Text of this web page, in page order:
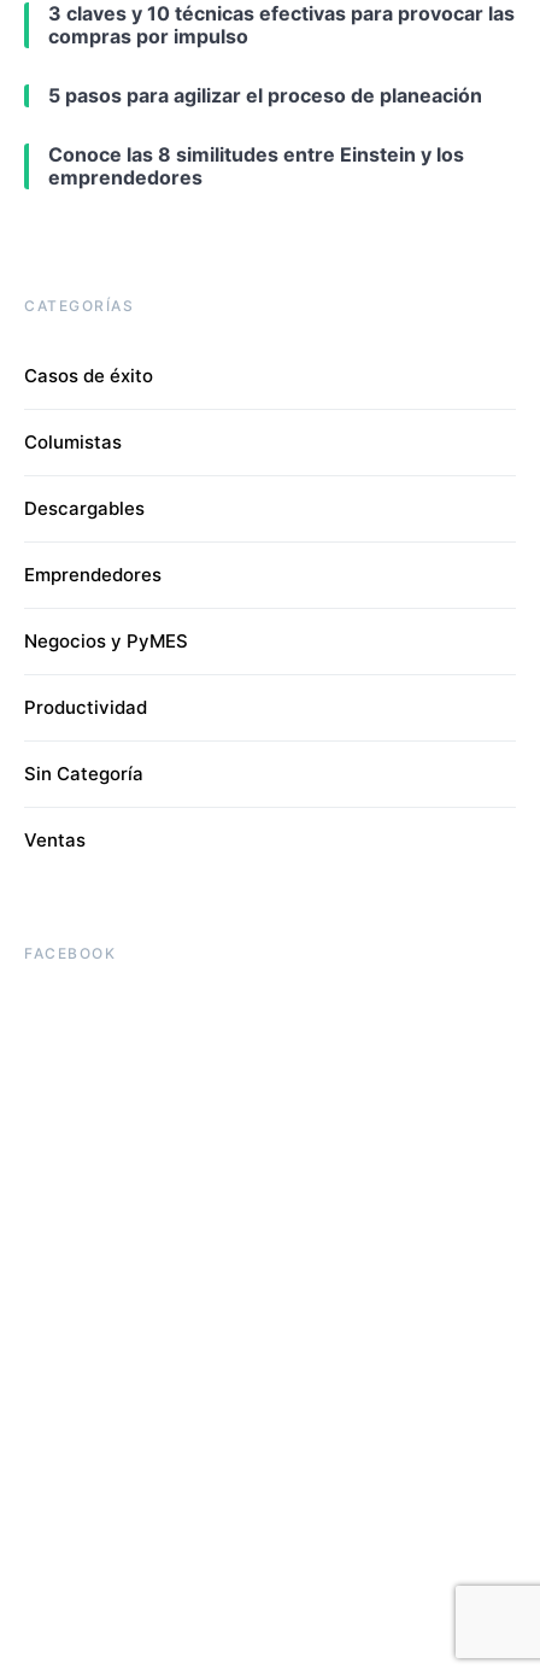
3 claves y 10 técnicas efectivas para provocar las
compras por impulso
5 pasos para agilizar el proceso de planeación
Conoce las 8 similitudes entre Einstein y los
emprendedores
CATEGORÍAS
Casos de éxito
Columistas
Descargables
Emprendedores
Negocios y PyMES
Productividad
Sin Categoría
Ventas
FACEBOOK